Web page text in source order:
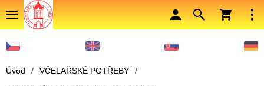
Úvod / VČELAŘSKÉ POTŘEBY
/